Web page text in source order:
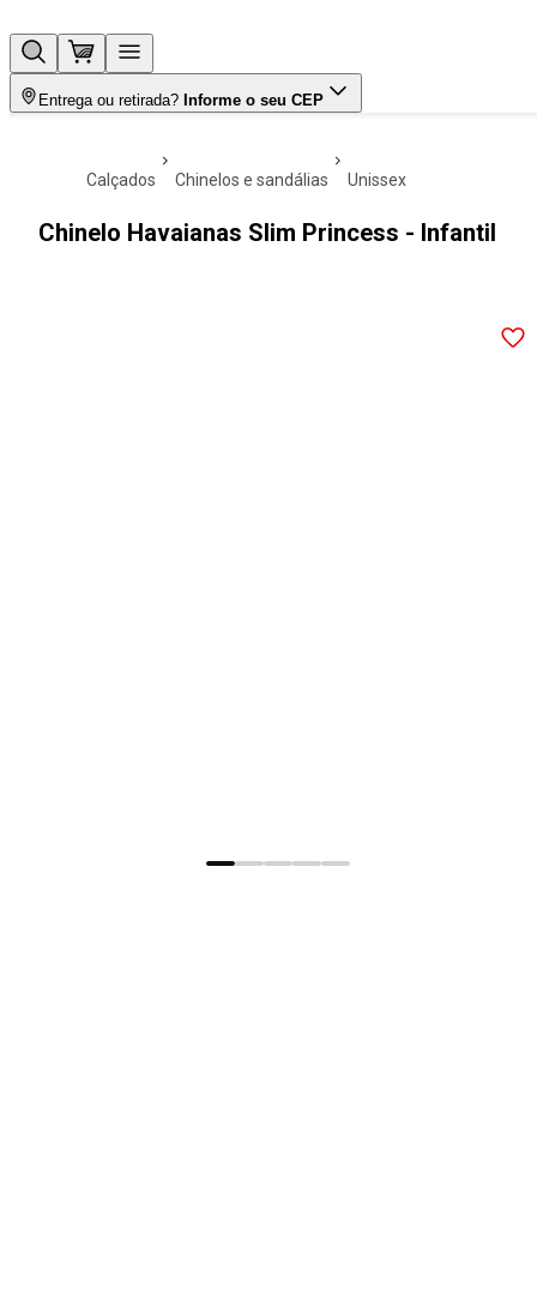
Entrega ou retirada? Informe o seu CEP
calçados chinelos e sandálias unissex
Chinelo Havaianas Slim Princess - Infantil